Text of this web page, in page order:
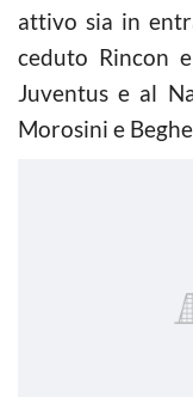
attivo sia in
ceduto Rincon
Juventus e al
Morosini e